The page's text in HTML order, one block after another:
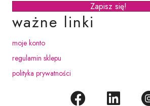
Zapisz się!
ważne linki
moje konto
regulamin sklepu
polityka prywatności